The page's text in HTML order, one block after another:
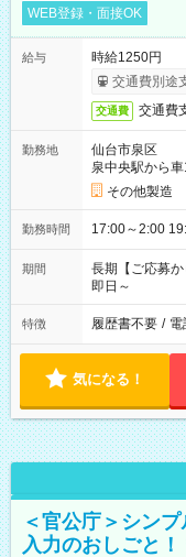
WEB登録・面接OK
給与
時給1250円
交通費別途
交通費 交通費
勤務地
仙台市泉区
泉中央駅から
その他製造
勤務時間
期間
長期【ご応募
即日～
特徴 履歴書不要 / 電
気になる！
＜官公庁＞シン
入力のおしごと！